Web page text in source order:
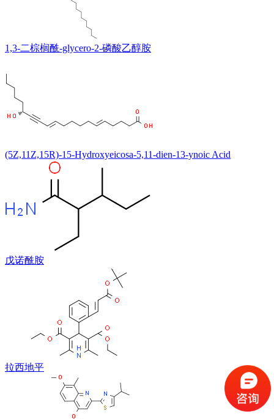
1,3-二棕榈酰-glycero-2-磷酸乙醇胺
(5Z,11Z,15R)-15-Hydroxyeicosa-5,11-dien-13-ynoic Acid
戊诺酰胺
拉西地平